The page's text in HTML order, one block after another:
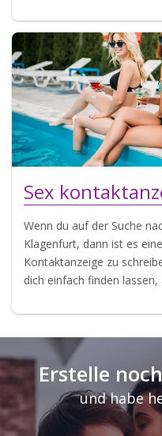
Sex
Wenn du auf der Suche
Klagenfurt, dann ist es
Kontaktanzeige zu
dich einfach finden
Erstelle
und habe